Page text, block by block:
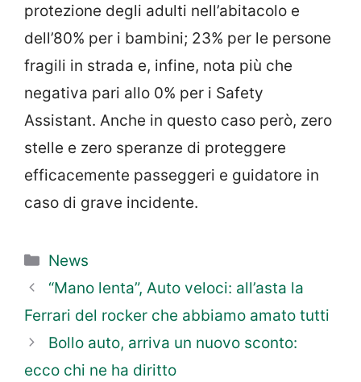
protezione degli adulti nell’abitacolo e
dell’80% per i bambini; 23% per le persone
fragili in strada e, infine, nota più che
negativa pari allo 0% per i Safety
Assistant. Anche in questo caso però, zero
stelle e zero speranze di proteggere
efficacemente passeggeri e guidatore in
caso di grave incidente.
Categorie
News
“Mano lenta”, Auto veloci: all’asta la
Ferrari del rocker che abbiamo amato tutti
Bollo auto, arriva un nuovo sconto:
ecco chi ne ha diritto